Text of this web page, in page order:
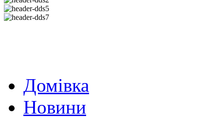
Домівка
Новини